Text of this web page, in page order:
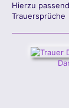
Hierzu
Trauersprüche